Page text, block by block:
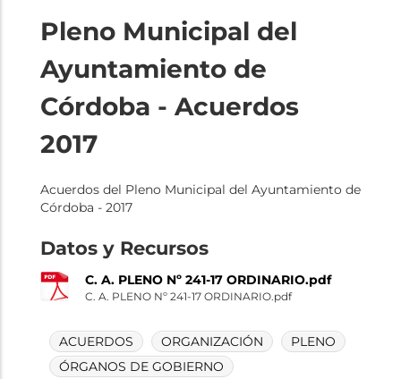
Pleno Municipal del
Ayuntamiento de
Córdoba - Acuerdos
2017
Acuerdos del Pleno Municipal del Ayuntamiento de
Córdoba - 2017
Datos y Recursos
C. A. PLENO Nº 241-17 ORDINARIO.pdf
C. A. PLENO Nº 241-17 ORDINARIO.pdf
ACUERDOS ORGANIZACIÓN
PLENO
ÓRGANOS DE GOBIERNO